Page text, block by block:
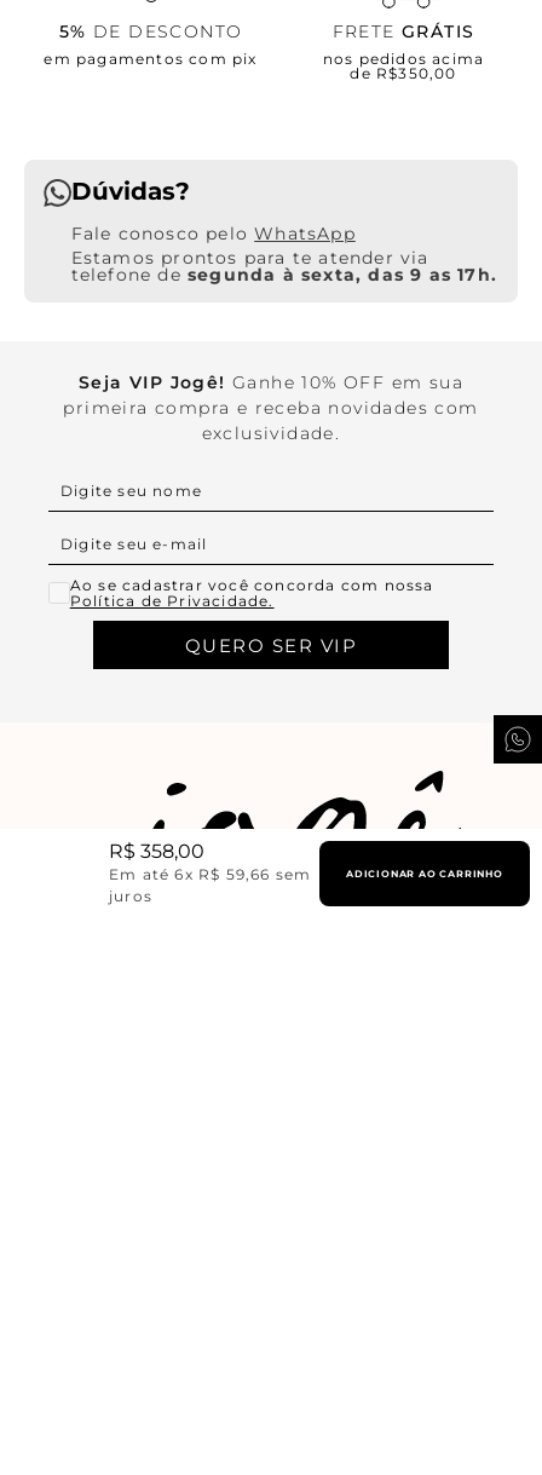
R$ 358,00
Em até6x R$ 59,66 sem
juros
ADICIONAR AO CARRINHO
5% DE DESCONTO
em pagamentos com pix
FRETE GRÁTIS
nos pedidos acima
de R$350,00
Dúvidas?
WhatsApp
Estamos prontos para te atender via
telefone de segunda à sexta, das 9 as 17h.
Seja VIP Jogê! Ganhe 10% OFF em sua
primeira compra e receba novidades com
exclusividade.
Ao se cadastrar você concorda com nossa
Política de Privacidade.
QUERO SER VIP